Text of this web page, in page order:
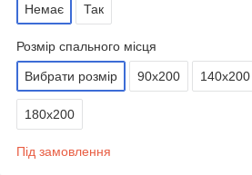
Немає Так
Розмір спального місця
Вибрати розмір 90х200 140х200
180х200
Під замовлення